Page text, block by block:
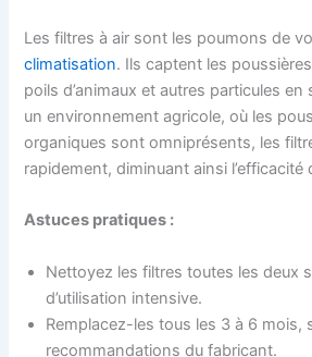
Les filtres à air sont les poumons de
climatisation. Ils captent les
poils d’animaux et autres particules
un environnement agricole, où les
organiques sont omniprésents, les
rapidement, diminuant ainsi l’efficacité
Astuces pratiques :
Nettoyez les filtres toutes les deux
d’utilisation intensive.
Remplacez-les tous les 3 à 6 mois,
recommandations du fabricant.